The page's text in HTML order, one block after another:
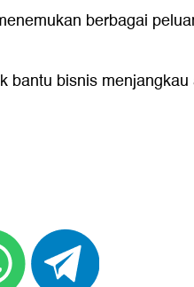
berbagai
bantu bisnis